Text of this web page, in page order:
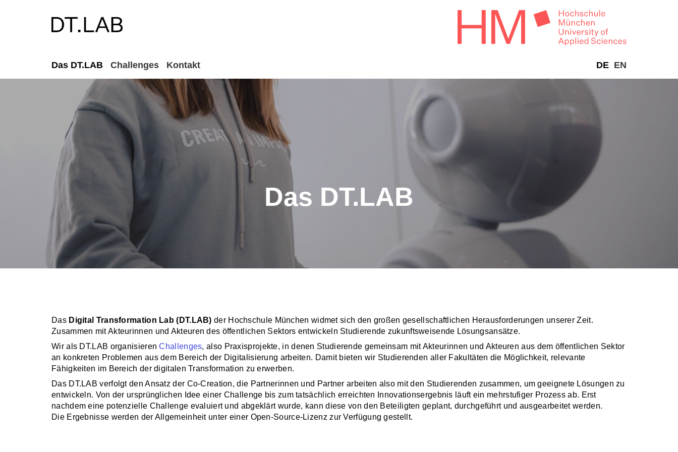
DE EN
Das DT.LAB Challenges Kontakt
Das DT.LAB
Das Digital Transformation Lab (DT.LAB)der Hochschule München widmet sich den großen gesellschaftlichen Herausforderungen unserer Zeit.
Zusammen mit Akteurinnen und Akteuren des öffentlichen Sektors entwickeln Studierende zukunftsweisende Lösungsansätze.
Wir als DT.LAB organisierenChallenges, also Praxisprojekte, in denen Studierende gemeinsam mit Akteurinnen und Akteuren aus dem öffentlichen Sektor
an konkreten Problemen aus dem Bereich der Digitalisierung arbeiten. Damit bieten wir Studierenden aller Fakultäten die Möglichkeit, relevante
Fähigkeiten im Bereich der digitalen Transformation zu erwerben.
Das DT.LAB verfolgt den Ansatz der Co-Creation, die Partnerinnen und Partner arbeiten also mit den Studierenden zusammen, um geeignete Lösungen zu
entwickeln. Von der ursprünglichen Idee einer Challenge bis zum tatsächlich erreichten Innovationsergebnis läuft ein mehrstufiger Prozess ab. Erst
nachdem eine potenzielle Challenge evaluiert und abgeklärt wurde, kann diese von den Beteiligten geplant, durchgeführt und ausgearbeitet werden.
Die Ergebnisse werden der Allgemeinheit unter einer Open-Source-Lizenz zur Verfügung gestellt.